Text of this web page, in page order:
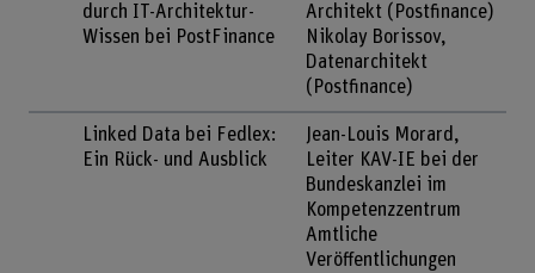
durch IT-Architektur-
Wissen bei PostFinance
Architekt (Postfinance)
Nikolay Borissov,
Datenarchitekt
(Postfinance)
Linked Data bei Fedlex:
Ein Rück- und Ausblick
Jean-Louis Morard,
Leiter KAV-IE bei der
Bundeskanzlei im
Kompetenzzentrum
Amtliche
Veröffentlichungen